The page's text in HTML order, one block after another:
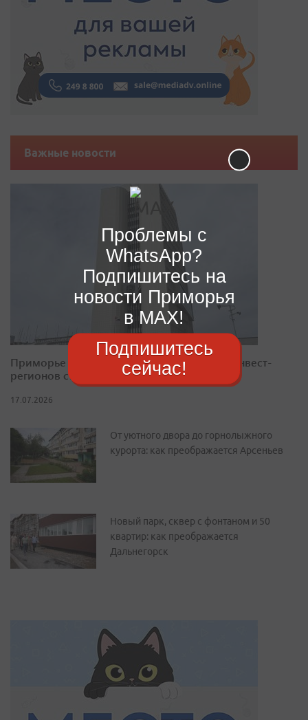
Важные новости
Приморье закрепилось в десятке лучших инвест-
регионов страны
17.07.2026
От уютного двора до горнолыжного
курорта: как преображается Арсеньев
Новый парк, сквер с фонтаном и 50
квартир: как преображается
Дальнегорск
Проблемы с
WhatsApp?
Подпишитесь на
новости Приморья
в MAX!
Подпишитесь
сейчас!